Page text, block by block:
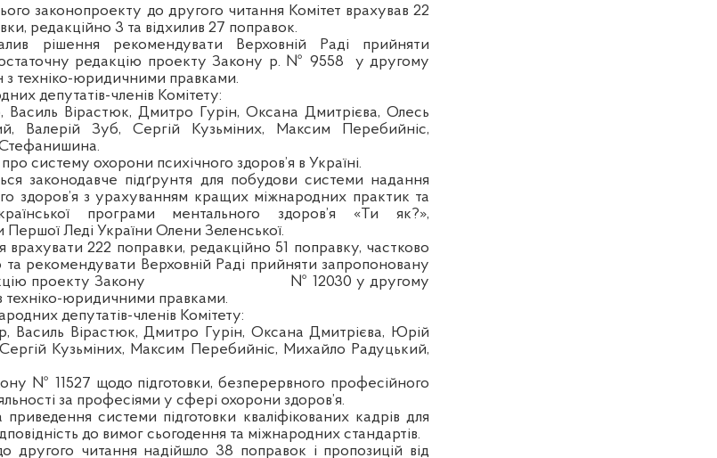
законопроекту до другого читання Комітет врахував 22
редакційно 3 та відхилив 27 поправок.
рішення рекомендувати Верховній Раді прийняти
редакцію проекту Закону р. № 9558
у другому
з техніко-юридичними правками.
депутатів-членів Комітету:
Василь Вірастюк, Дмитро Гурін, Оксана Дмитрієва, Олесь
Валерій Зуб, Сергій Кузьміних, Максим Перебийніс,
систему охорони психічного здоров’я в Україні.
законодавче підґрунтя для побудови системи надання
здоров’я з урахуванням кращих міжнародних практик та
програми ментального здоров’я «Ти як?»,
Першої Леді України Олени Зеленської.
222 поправки, редакційно 51 поправку, частково
та рекомендувати Верховній Раді прийняти запропоновану
проекту Закону
№ 12030 у другому
техніко-юридичними правками.
депутатів-членів Комітету:
Василь Вірастюк, Дмитро Гурін, Оксана Дмитрієва, Юрій
Кузьміних, Максим Перебийніс, Михайло Радуцький,
№ 11527 щодо підготовки, безперервного професійного
за професіями у сфері охорони здоров’я.
системи підготовки кваліфікованих кадрів для
до вимог сьогодення та міжнародних стандартів.
другого читання надійшло 38 поправок і пропозицій від